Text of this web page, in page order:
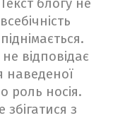
блогу не
відповідає
наведеної
роль носія.
з